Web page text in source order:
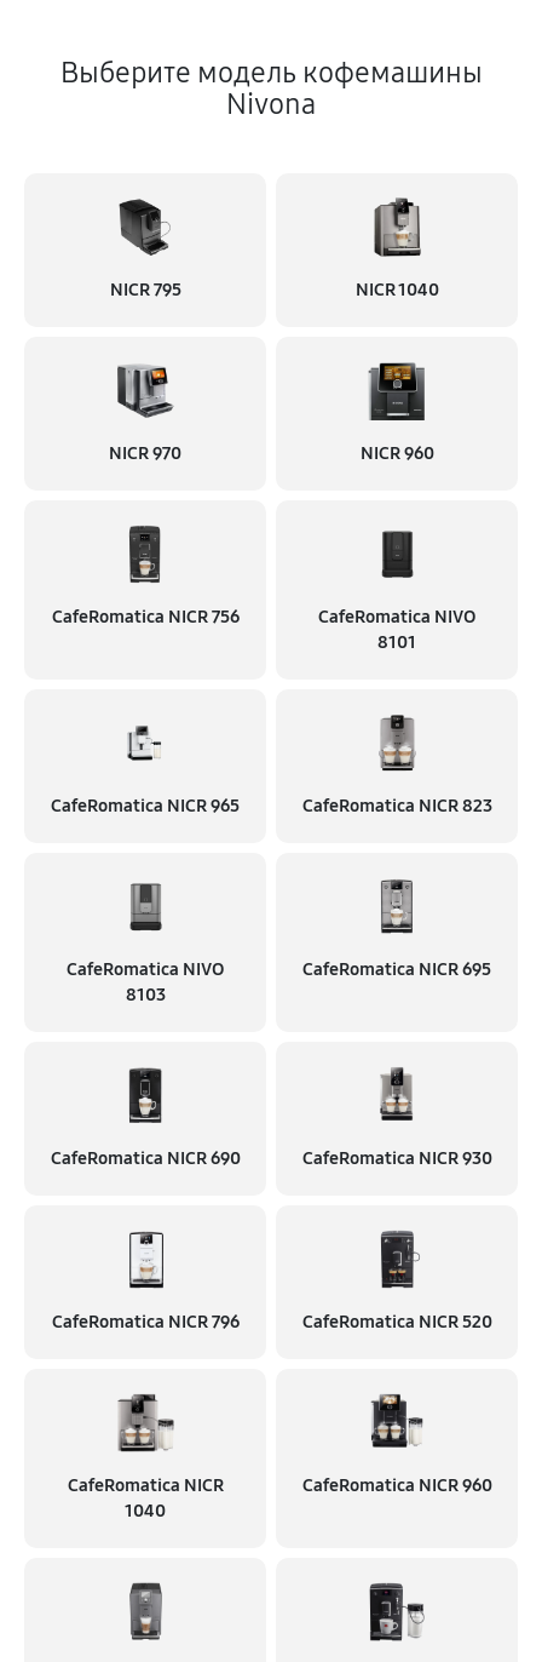
Выберите модель кофемашины
Nivona
NICR 795 NICR 1040
NICR 970 NICR 960
CafeRomatica NICR 756
CafeRomatica NIVO
8101
CafeRomatica NICR 965 CafeRomatica NICR 823
CafeRomatica NIVO
8103
CafeRomatica NICR 695
CafeRomatica NICR 690 CafeRomatica NICR 930
CafeRomatica NICR 796 CafeRomatica NICR 520
CafeRomatica NICR
1040
CafeRomatica NICR 960